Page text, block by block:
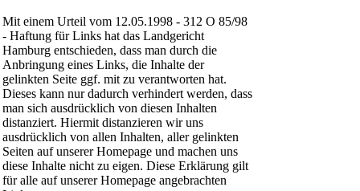
Mit einem Urteil vom 12.05.1998 - 312 O 85/98
- Haftung für Links hat das Landgericht
Hamburg entschieden, dass man durch die
Anbringung eines Links, die Inhalte der
gelinkten Seite ggf. mit zu verantworten hat.
Dieses kann nur dadurch verhindert werden, dass
man sich ausdrücklich von diesen Inhalten
distanziert. Hiermit distanzieren wir uns
ausdrücklich von allen Inhalten, aller gelinkten
Seiten auf unserer Homepage und machen uns
diese Inhalte nicht zu eigen. Diese Erklärung gilt
für alle auf unserer Homepage angebrachten